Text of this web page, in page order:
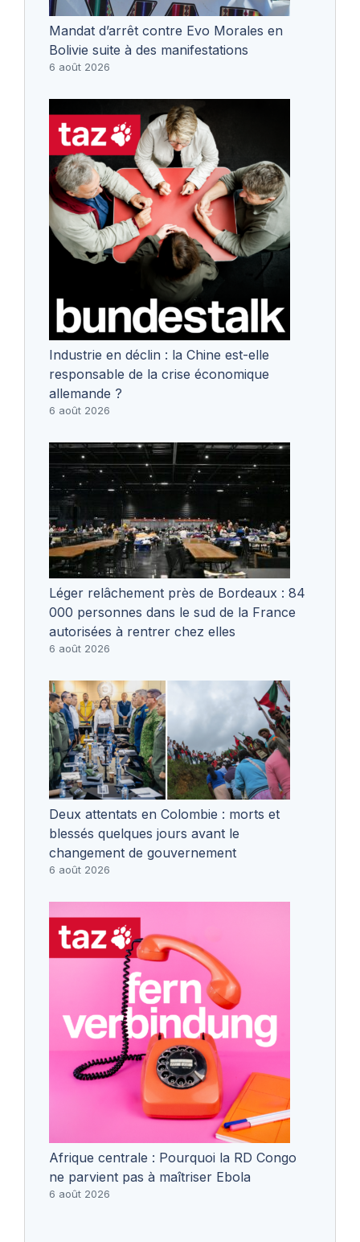
Mandat d’arrêt contre Evo Morales en
Bolivie suite à des manifestations
6 août 2026
Industrie en déclin : la Chine est-elle
responsable de la crise économique
allemande ?
6 août 2026
Léger relâchement près de Bordeaux : 84
000 personnes dans le sud de la France
autorisées à rentrer chez elles
6 août 2026
Deux attentats en Colombie : morts et
blessés quelques jours avant le
changement de gouvernement
6 août 2026
Afrique centrale : Pourquoi la RD Congo
ne parvient pas à maîtriser Ebola
6 août 2026